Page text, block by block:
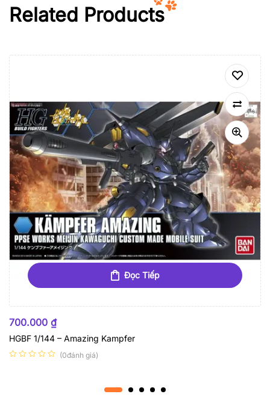
Related Products
Đọc Tiếp
700.000 ₫
HGBF 1/144 – Amazing Kampfer
(0đánh giá)